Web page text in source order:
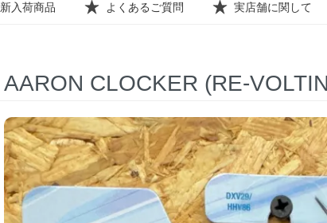
新入荷商品 よくあるご質問 実店舗に関して
AARON CLOCKER (RE-